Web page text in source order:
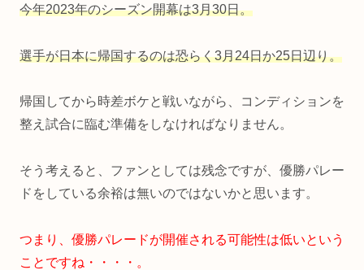
今年2023年のシーズン開幕は3月30日。
選手が日本に帰国するのは恐らく3月24日か25日辺り。
帰国してから時差ボケと戦いながら、コンディションを
整え試合に臨む準備をしなければなりません。
そう考えると、ファンとしては残念ですが、優勝パレー
ドをしている余裕は無いのではないかと思います。
つまり、優勝パレードが開催される可能性は低いという
ことですね・・・・。